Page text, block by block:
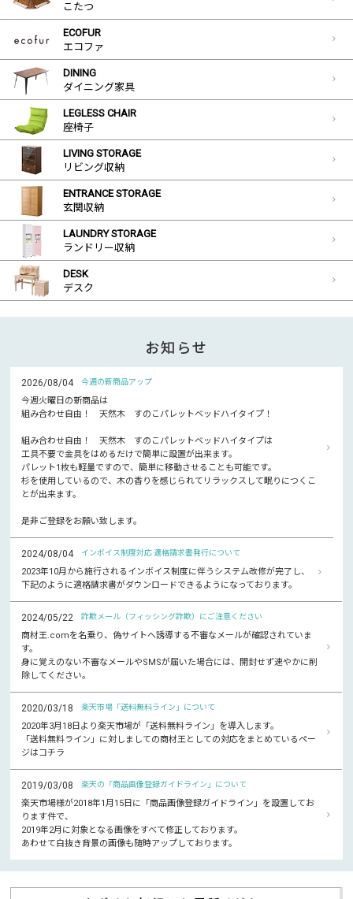
こたつ
ECOFUR
エコファ
DINING
ダイニング家具
LEGLESS CHAIR
座椅子
LIVING STORAGE
リビング収納
ENTRANCE STORAGE
玄関収納
LAUNDRY STORAGE
ランドリー収納
DESK
デスク
お知らせ
2026/08/04 今週の新商品アップ
今週火曜日の新商品は
組み合わせ自由！ 天然木 すのこパレットベッドハイタイプ！
組み合わせ自由！ 天然木 すのこパレットベッドハイタイプは
工具不要で金具をはめるだけで簡単に設置が出来ます。
パレット1枚も軽量ですので、簡単に移動させることも可能です。
杉を使用しているので、木の香りを感じられてリラックスして眠りにつくこ
とが出来ます。
是非ご登録をお願い致します。
2024/08/04 インボイス制度対応 適格請求書発行について
2023年10月から施行されるインボイス制度に伴うシステム改修が完了し、
下記のように適格請求書がダウンロードできるようになっております。
2024/05/22 詐欺メール（フィッシング詐欺）にご注意ください
商材王.comを名乗り、偽サイトへ誘導する不審なメールが確認されていま
す。
身に覚えのない不審なメールやSMSが届いた場合には、開封せず速やかに削
除してください。
2020/03/18 楽天市場「送料無料ライン」について
2020年3月18日より楽天市場が「送料無料ライン」を導入します。
「送料無料ライン」に対しましての商材王としての対応をまとめているペー
ジはコチラ
2019/03/08 楽天の「商品画像登録ガイドライン」について
楽天市場様が2018年1月15日に「商品画像登録ガイドライン」を設置してお
ります件で、
2019年2月に対象となる画像をすべて修正しております。
あわせて白抜き背景の画像も随時アップしております。